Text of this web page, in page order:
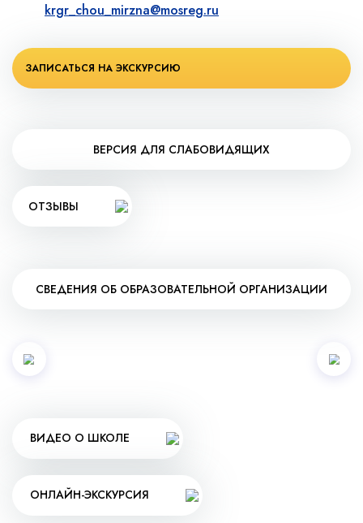
krgr_chou_mirzna@mosreg.ru
ЗАПИСАТЬСЯ НА ЭКСКУРСИЮ
ВЕРСИЯ ДЛЯ СЛАБОВИДЯЩИХ
ОТЗЫВЫ
СВЕДЕНИЯ ОБ ОБРАЗОВАТЕЛЬНОЙ ОРГАНИЗАЦИИ
ВИДЕО О ШКОЛЕ
ОНЛАЙН-ЭКСКУРСИЯ